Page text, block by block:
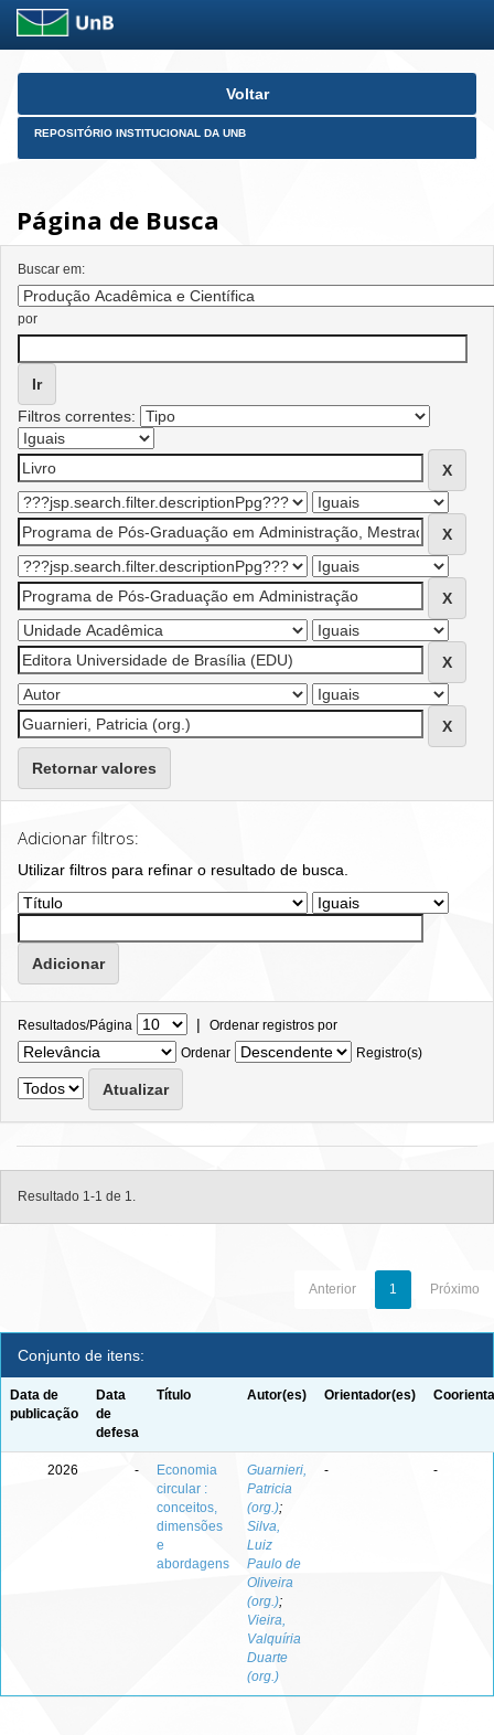
Skip
Voltar
REPOSITÓRIO INSTITUCIONAL DA UNB
Página de Busca
Buscar em:
por
Filtros correntes:
Retornar valores
Adicionar filtros:
Utilizar filtros para refinar o resultado de busca.
Resultados/Página | Ordenar registros por
Ordenar
Registro(s)
Resultado 1-1 de 1.
Anterior 1 Próximo
Conjunto de itens:
Data de
publicação
Data
de
defesa
Título Autor(es) Orientador(es)
2026 -
Economia
circular :
conceitos,
dimensões
e
abordagens
Guarnieri,
Patricia
(org.);
Silva,
Luiz
Paulo de
Oliveira
(org.);
Vieira,
Valquíria
Duarte
(org.)
- -